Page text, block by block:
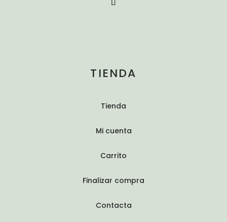
TIENDA
Tienda
Mi cuenta
Carrito
Finalizar compra
Contacta